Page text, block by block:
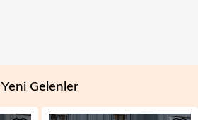
Yeni Gelenler